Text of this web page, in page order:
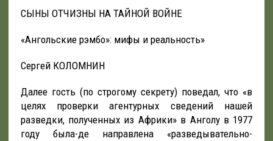
СЫНЫ ОТЧИЗНЫ НА ТАЙНОЙ ВОЙНЕ
«Ангольские рэмбо»: мифы и реальность»
Сергей КОЛОМНИН
Далее гость (по строгому секрету) поведал, что «в
целях проверки агентурных сведений нашей
разведки, полученных из Африки» в Анголу в 1977
году была-де направлена «разведывательно-